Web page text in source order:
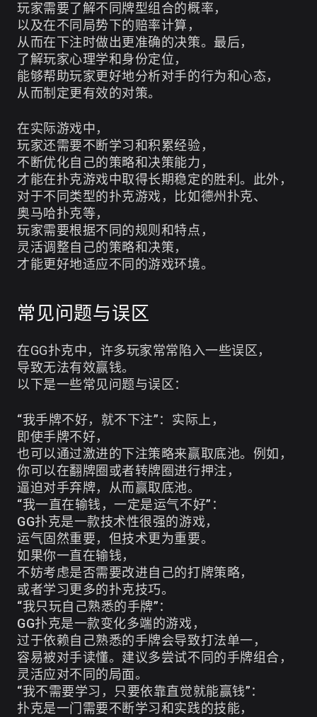
玩家需要了解不同牌型组合的概率，
以及在不同局势下的赔率计算，
从而在下注时做出更准确的决策。最后，
了解玩家心理学和身份定位，
能够帮助玩家更好地分析对手的行为和心态，
从而制定更有效的对策。
在实际游戏中，
玩家还需要不断学习和积累经验，
不断优化自己的策略和决策能力，
才能在扑克游戏中取得长期稳定的胜利。此外，
对于不同类型的扑克游戏，比如德州扑克、
奥马哈扑克等，
玩家需要根据不同的规则和特点，
灵活调整自己的策略和决策，
才能更好地适应不同的游戏环境。
常见问题与误区
在GG扑克中，许多玩家常常陷入一些误区，
导致无法有效赢钱。
以下是一些常见问题与误区：
“我手牌不好，就不下注”：实际上，
即使手牌不好，
也可以通过激进的下注策略来赢取底池。例如，
你可以在翻牌圈或者转牌圈进行押注，
逼迫对手弃牌，从而赢取底池。
“我一直在输钱，一定是运气不好”：
GG扑克是一款技术性很强的游戏，
运气固然重要，但技术更为重要。
如果你一直在输钱，
不妨考虑是否需要改进自己的打牌策略，
或者学习更多的扑克技巧。
“我只玩自己熟悉的手牌”：
GG扑克是一款变化多端的游戏，
过于依赖自己熟悉的手牌会导致打法单一，
容易被对手读懂。建议多尝试不同的手牌组合，
灵活应对不同的局面。
“我不需要学习，只要依靠直觉就能赢钱”：
扑克是一门需要不断学习和实践的技能，